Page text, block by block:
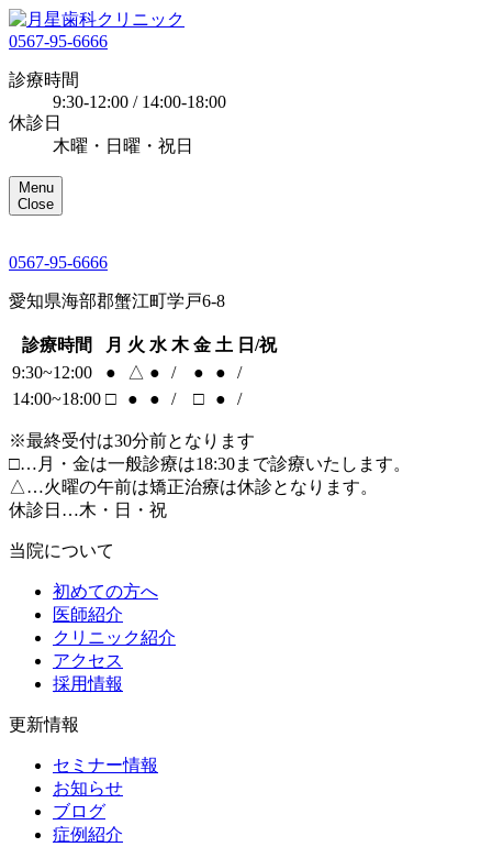
0567-95-6666
診療時間
9:30-12:00 / 14:00-18:00
休診日
木曜・日曜・祝日
Menu
Close
0567-95-6666
愛知県海部郡蟹江町学戸6-8
診療時間 月 火 水 木 金 土 日/祝
9:30~12:00
● △ ● / ● ●
/
14:00~18:00 □ ● ● / □ ● /
※最終受付は30分前となります
□…月・金は一般診療は18:30まで診療いたします。
△…火曜の午前は矯正治療は休診となります。
休診日…木・日・祝
当院について
初めての方へ
医師紹介
クリニック紹介
アクセス
採用情報
更新情報
セミナー情報
お知らせ
ブログ
症例紹介